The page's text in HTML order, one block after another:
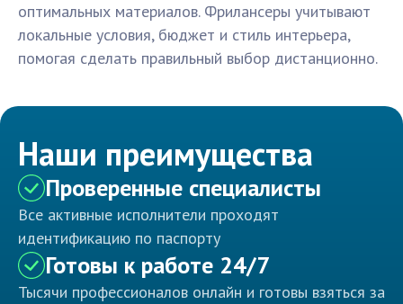
оптимальных материалов. Фрилансеры учитывают
локальные условия, бюджет и стиль интерьера,
помогая сделать правильный выбор дистанционно.
Наши преимущества
Проверенные специалисты
Все активные исполнители проходят
идентификацию по паспорту
Готовы к работе 24/7
Тысячи профессионалов онлайн и готовы взяться за